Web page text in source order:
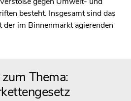
besteht. Insgesamt sind das
im Binnenmarkt agierenden
Thema: